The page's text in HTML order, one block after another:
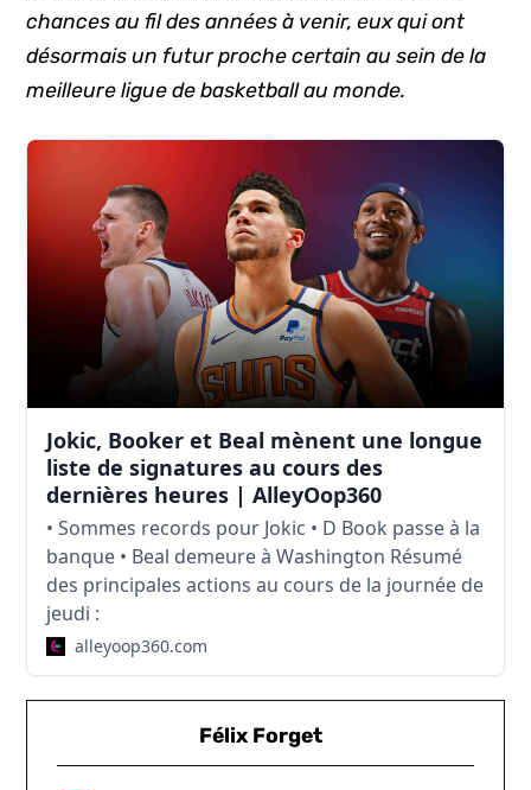
chances au fil des années à venir, eux qui ont
désormais un futur proche certain au sein de la
meilleure ligue de basketball au monde.
Jokic, Booker et Beal mènent une longue
liste de signatures au cours des
dernières heures | AlleyOop360
• Sommes records pour Jokic • D Book passe à la
banque • Beal demeure à Washington Résumé
des principales actions au cours de la journée de
jeudi :
alleyoop360.com
Félix Forget